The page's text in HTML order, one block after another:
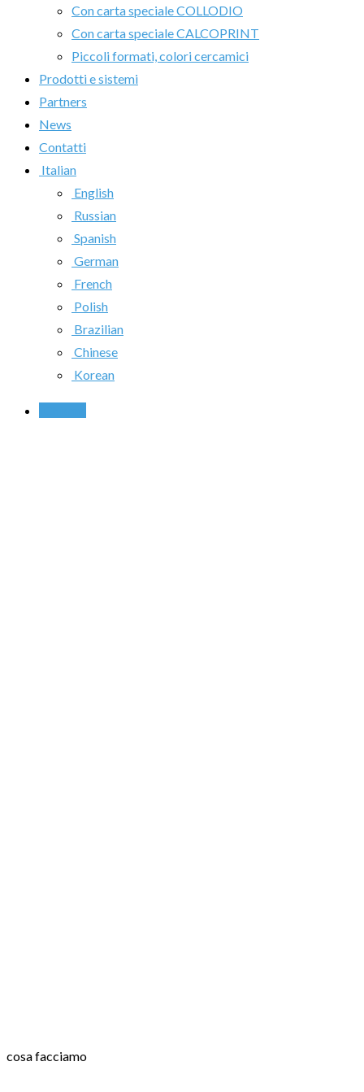
Con carta speciale COLLODIO
Con carta speciale CALCOPRINT
Piccoli formati, colori cercamici
Prodotti e sistemi
Partners
News
Contatti
Italian
English
Russian
Spanish
German
French
Polish
Brazilian
Chinese
Korean
cosa facciamo